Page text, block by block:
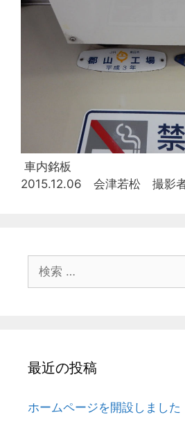
車内銘板
2015.12.06 会津若松 撮影
索:
最近の投稿
ホームページを開設しました